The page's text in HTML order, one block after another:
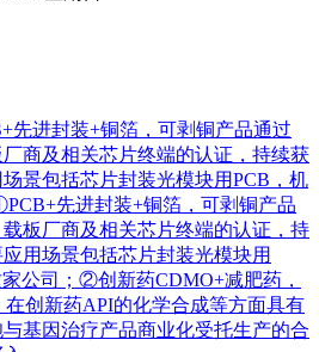
先进封装+铜箔，可剥铜产品通过
商及相关芯片终端的认证，持续获
景包括芯片封装光模块用PCB，机
先进封装+铜箔，可剥铜产品
板厂商及相关芯片终端的认证，持
用场景包括芯片封装光模块用
公司；②创新药CDMO+减肥药，
创新药API的化学合成等方面具有
基因治疗产品商业化受托生产的合